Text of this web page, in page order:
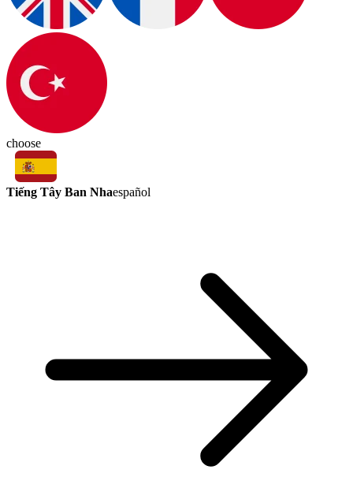
choose
Tiếng Tây Ban Nhaespañol